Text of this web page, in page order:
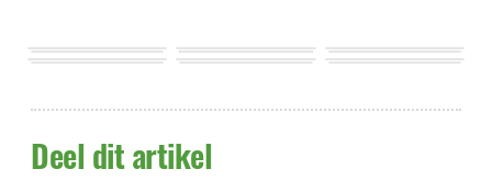
Deel dit artikel